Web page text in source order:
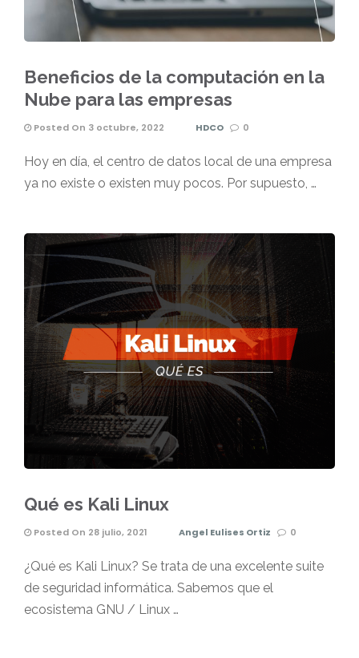
Beneficios de la computación en la
Nube para las empresas
Posted On 3 octubre, 2022 HDCO 0
Hoy en día, el centro de datos local de una empresa
ya no existe o existen muy pocos. Por supuesto, …
Qué es Kali Linux
Posted On 28 julio, 2021 Angel Eulises Ortiz 0
¿Qué es Kali Linux? Se trata de una excelente suite
de seguridad informática. Sabemos que el
ecosistema GNU / Linux …